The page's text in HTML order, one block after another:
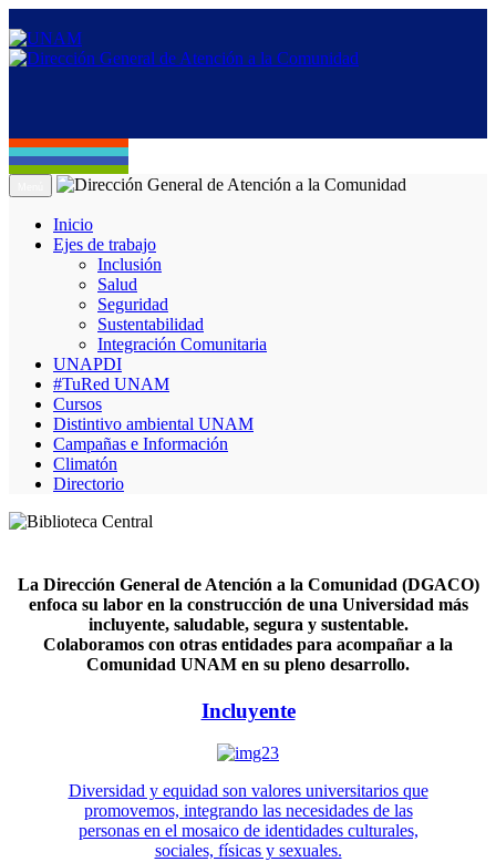
Inicio
Ejes de trabajo
Inclusión
Salud
Seguridad
Sustentabilidad
Integración Comunitaria
UNAPDI
#TuRed UNAM
Cursos
Distintivo ambiental UNAM
Campañas e Información
Climatón
Directorio
La Dirección General de Atención a la Comunidad (DGACO)
enfoca su labor en la construcción de una Universidad más
incluyente, saludable, segura y sustentable.
Colaboramos con otras entidades para acompañar a la
Comunidad UNAM en su pleno desarrollo.
Incluyente
Diversidad y equidad son valores universitarios que
promovemos, integrando las necesidades de las
personas en el mosaico de identidades culturales,
sociales, físicas y sexuales.